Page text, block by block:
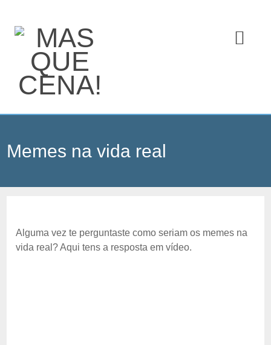
Memes na vida real
Alguma vez te perguntaste como seriam os memes na
vida real? Aqui tens a resposta em vídeo.